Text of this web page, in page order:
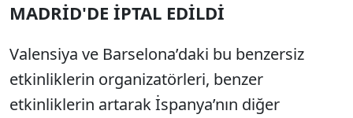
MADRİD'DE İPTAL EDİLDİ
Valensiya ve Barselona’daki bu benzersiz
etkinliklerin organizatörleri, benzer
etkinliklerin artarak İspanya’nın diğer